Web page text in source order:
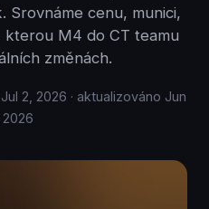
Srovnáme cenu, munici,
M4 do CT teamu
změnách.
Jul 2, 2026 · aktualizováno Jun
2026